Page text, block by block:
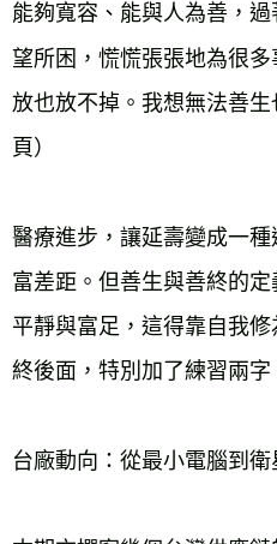
能夠寬容、能與人為善，
望所困，慌慌張張地為很
放也放不掉。我想無法善
頁）
醫療進步，讓延壽變成一
富差距。但善生與善終的
平靜與富足，這得靠自我
終後面，特別加了練習兩字
台廠動向：從最小電腦到衛